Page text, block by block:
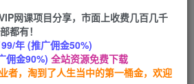
正文
抖音细分赛道-宠物冷知识，
，有人靠这个月入10w
网课项目分享，市面上收费几百几千
都有！
99/年 (推广佣金50%)
佣金90%) 全站资源免费下载
者，淘到了人生当中的第一桶金，欢迎